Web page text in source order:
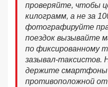
проверяйте, чтобы
килограмм, а не за
фотографируйте
поездок вызывайте
по фиксированному
зазывал-таксистов.
держите смартфоны
противоположной